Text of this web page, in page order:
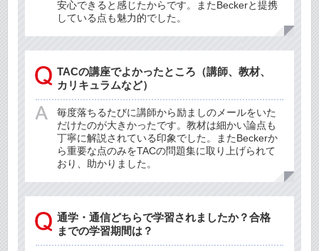
安心できると感じたからです。またBeckerと提携
している点も魅力的でした。
TACの講座でよかったところ（講師、教材、
カリキュラムなど）
毎度落ちるたびに講師から励ましのメールをいた
だけたのが大きかったです。教材は細かい論点も
丁寧に解説されている印象でした。またBeckerか
ら重要な点のみをTACの問題集に取り上げられて
おり、助かりました。
通学・通信どちらで学習されましたか？合格
までの学習期間は？